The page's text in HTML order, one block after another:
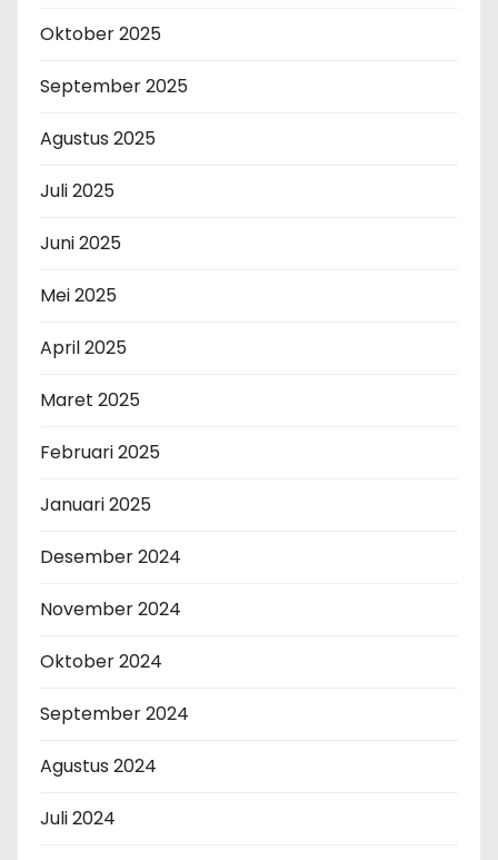
Oktober 2025
September 2025
Agustus 2025
Juli 2025
Juni 2025
Mei 2025
April 2025
Maret 2025
Februari 2025
Januari 2025
Desember 2024
November 2024
Oktober 2024
September 2024
Agustus 2024
Juli 2024